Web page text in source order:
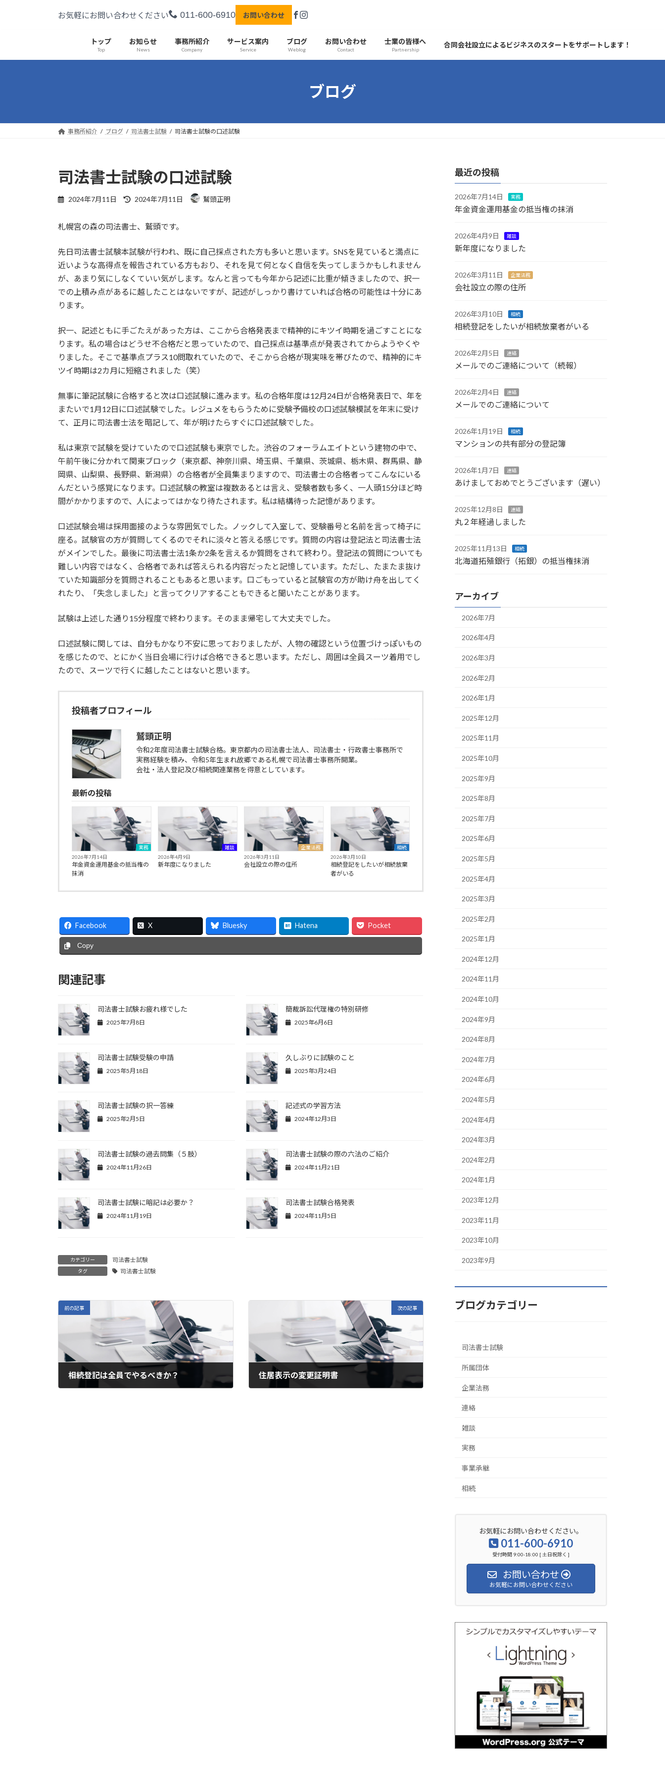
お気軽にお問い合わせください 011-600-6910 お問い合わせ
トップ
Top
お知らせ
News
事務所紹介
Company
サービス案内
Service
ブログ
Weblog
お問い合わせ
Contact
士業の皆様へ
Partnership
合同会社設立によるビジネスのスタートをサポートします！
ブログ
事務所紹介 ブログ 司法書士試験 司法書士試験の口述試験
司法書士試験の口述試験
2024年7月11日
最
新
時
:
2024年7月11日 鷲頭正明
札幌宮の森の司法書士、鷲頭です。
先日司法書士試験本試験が行われ、既に自己採点された方も多いと思います。SNSを見ていると満点に
近いような高得点を報告されている方もおり、それを見て何となく自信を失ってしまうかもしれません
が、あまり気にしなくていい気がします。なんと言っても今年から記述に比重が傾きましたので、択一
での上積み点があるに越したことはないですが、記述がしっかり書けていれば合格の可能性は十分にあ
ります。
択一、記述ともに手ごたえがあった方は、ここから合格発表まで精神的にキツイ時期を過ごすことにな
ります。私の場合はどうせ不合格だと思っていたので、自己採点は基準点が発表されてからようやくや
りました。そこで基準点プラス10問取れていたので、そこから合格が現実味を帯びたので、精神的にキ
ツイ時期は2カ月に短縮されました（笑）
無事に筆記試験に合格すると次は口述試験に進みます。私の合格年度は12月24日が合格発表日で、年を
またいで1月12日に口述試験でした。レジュメをもらうために受験予備校の口述試験模試を年末に受け
て、正月に司法書士法を暗記して、年が明けたらすぐに口述試験でした。
私は東京で試験を受けていたので口述試験も東京でした。渋谷のフォーラムエイトという建物の中で、
午前午後に分かれて関東ブロック（東京都、神奈川県、埼玉県、千葉県、茨城県、栃木県、群馬県、静
岡県、山梨県、長野県、新潟県）の合格者が全員集まりますので、司法書士の合格者ってこんなにいる
んだという感覚になります。口述試験の教室は複数あるとは言え、受験者数も多く、一人頭15分ほど時
間がかかりますので、人によってはかなり待たされます。私は結構待った記憶があります。
口述試験会場は採用面接のような雰囲気でした。ノックして入室して、受験番号と名前を言って椅子に
座る。試験官の方が質問してくるのでそれに淡々と答える感じです。質問の内容は登記法と司法書士法
がメインでした。最後に司法書士法1条か2条を言えるか質問をされて終わり。登記法の質問についても
難しい内容ではなく、合格者であれば答えられる内容だったと記憶しています。ただし、たまたま抜け
ていた知識部分を質問されることもあると思います。口ごもっていると試験官の方が助け舟を出してく
れたり、「失念しました」と言ってクリアすることもできると聞いたことがあります。
試験は上述した通り15分程度で終わります。そのまま帰宅して大丈夫でした。
口述試験に関しては、自分もかなり不安に思っておりましたが、人物の確認という位置づけっぽいもの
を感じたので、とにかく当日会場に行けば合格できると思います。ただし、周囲は全員スーツ着用でし
たので、スーツで行くに越したことはないと思います。
投稿者プロフィール
鷲頭正明
令和2年度司法書士試験合格。東京都内の司法書士法人、司法書士・行政書士事務所で
実務経験を積み、令和5年生まれ故郷である札幌で司法書士事務所開業。
会社・法人登記及び相続関連業務を得意としています。
最新の投稿
実務
2026年7月14日
年金資金運用基金の抵当権の
抹消
雑談
2026年4月9日
新年度になりました
企業法務
2026年3月11日
会社設立の際の住所
相続
2026年3月10日
相続登記をしたいが相続放棄
者がいる
Facebook X Bluesky Hatena Pocket
Copy
関連記事
司法書士試験お疲れ様でした
2025年7月8日
簡裁訴訟代理権の特別研修
2025年6月6日
司法書士試験受験の申請
2025年5月18日
久しぶりに試験のこと
2025年3月24日
司法書士試験の択一答練
2025年2月5日
記述式の学習方法
2024年12月3日
司法書士試験の過去問集（５肢）
2024年11月26日
司法書士試験の際の六法のご紹介
2024年11月21日
司法書士試験に暗記は必要か？
2024年11月19日
司法書士試験合格発表
2024年11月5日
カテゴリー 司法書士試験
タグ 司法書士試験
前の記事
相続登記は全員でやるべきか？
次の記事
住居表示の変更証明書
最近の投稿
2026年7月14日 実務
年金資金運用基金の抵当権の抹消
2026年4月9日 雑談
新年度になりました
2026年3月11日 企業法務
会社設立の際の住所
2026年3月10日 相続
相続登記をしたいが相続放棄者がいる
2026年2月5日 連絡
メールでのご連絡について（続報）
2026年2月4日 連絡
メールでのご連絡について
2026年1月19日 相続
マンションの共有部分の登記簿
2026年1月7日 連絡
あけましておめでとうございます（遅い）
2025年12月8日 連絡
丸２年経過しました
2025年11月13日 相続
北海道拓殖銀行（拓銀）の抵当権抹消
アーカイブ
2026年7月
2026年4月
2026年3月
2026年2月
2026年1月
2025年12月
2025年11月
2025年10月
2025年9月
2025年8月
2025年7月
2025年6月
2025年5月
2025年4月
2025年3月
2025年2月
2025年1月
2024年12月
2024年11月
2024年10月
2024年9月
2024年8月
2024年7月
2024年6月
2024年5月
2024年4月
2024年3月
2024年2月
2024年1月
2023年12月
2023年11月
2023年10月
2023年9月
ブログカテゴリー
司法書士試験
所属団体
企業法務
連絡
雑談
実務
事業承継
相続
お気軽にお問い合わせください。
011-600-6910
受付時間 9:00-18:00 [ 土日祝除く ]
お問い合わせ
お気軽にお問い合わせください